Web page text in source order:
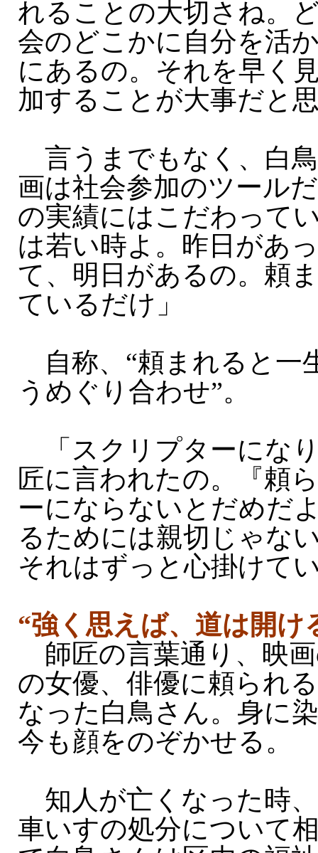
れることの大切さね。
会のどこかに自分を活
にあるの。それを早く
加することが大事だと
言うまでもなく、白
画は社会参加のツール
の実績にはこだわって
は若い時よ。昨日があ
て、明日があるの。頼
ているだけ」
自称、“頼まれると一
うめぐり合わせ”。
「スクリプターにな
匠に言われたの。『頼
ーにならないとだめだ
るためには親切じゃな
それはずっと心掛けて
“強く思えば、道は開け
師匠の言葉通り、映
の女優、俳優に頼られ
なった白鳥さん。身に
今も顔をのぞかせる。
知人が亡くなった時
車いすの処分について